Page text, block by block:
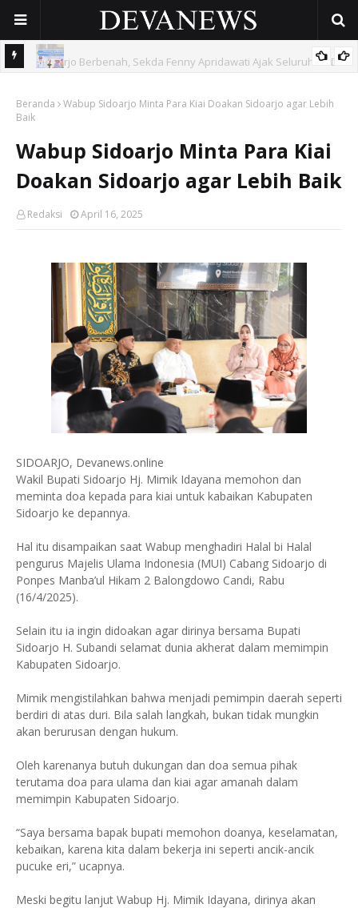
42.210 Pekerja Rentan Lewat BPJS Ketenagakerjaan
Beranda
Wabup Sidoarjo Minta Para Kiai Doakan Sidoarjo agar Lebih
Baik
Wabup Sidoarjo Minta Para Kiai
Doakan Sidoarjo agar Lebih Baik
Redaksi April 16, 2025
SIDOARJO, Devanews.online
Wakil Bupati Sidoarjo Hj. Mimik Idayana memohon dan
meminta doa kepada para kiai untuk kabaikan Kabupaten
Sidoarjo ke depannya.
Hal itu disampaikan saat Wabup menghadiri Halal bi Halal
pengurus Majelis Ulama Indonesia (MUI) Cabang Sidoarjo di
Ponpes Manba’ul Hikam 2 Balongdowo Candi, Rabu
(16/4/2025).
Selain itu ia ingin didoakan agar dirinya bersama Bupati
Sidoarjo H. Subandi selamat dunia akherat dalam memimpin
Kabupaten Sidoarjo.
Mimik mengistilahkan bahwa menjadi pemimpin daerah seperti
berdiri di atas duri. Bila salah langkah, bukan tidak mungkin
akan berurusan dengan hukum.
Oleh karenanya butuh dukungan dan doa semua pihak
terutama doa para ulama dan kiai agar amanah dalam
memimpin Kabupaten Sidoarjo.
“Saya bersama bapak bupati memohon doanya, keselamatan,
kebaikan, karena kita dalam bekerja ini seperti ancik-ancik
pucuke eri,” ucapnya.
Meski begitu lanjut Wabup Hj. Mimik Idayana, dirinya akan